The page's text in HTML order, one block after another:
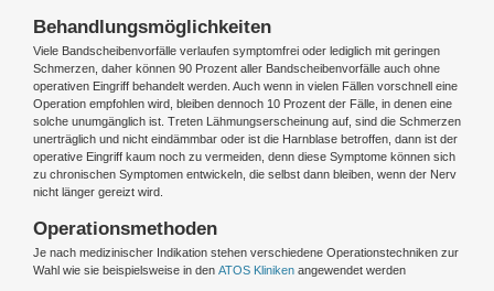
Behandlungsmöglichkeiten
Viele Bandscheibenvorfälle verlaufen symptomfrei oder lediglich mit geringen
Schmerzen, daher können 90 Prozent aller Bandscheibenvorfälle auch ohne
operativen Eingriff behandelt werden. Auch wenn in vielen Fällen vorschnell eine
Operation empfohlen wird, bleiben dennoch 10 Prozent der Fälle, in denen eine
solche unumgänglich ist. Treten Lähmungserscheinung auf, sind die Schmerzen
unerträglich und nicht eindämmbar oder ist die Harnblase betroffen, dann ist der
operative Eingriff kaum noch zu vermeiden, denn diese Symptome können sich
zu chronischen Symptomen entwickeln, die selbst dann bleiben, wenn der Nerv
nicht länger gereizt wird.
Operationsmethoden
Je nach medizinischer Indikation stehen verschiedene Operationstechniken zur
Wahl wie sie beispielsweise in den ATOS Kliniken angewendet werden